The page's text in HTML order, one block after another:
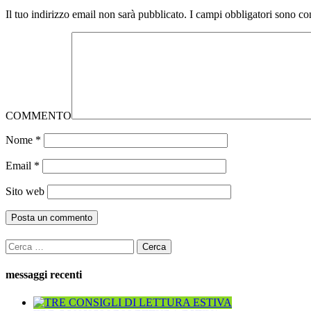
Il tuo indirizzo email non sarà pubblicato. I campi obbligatori sono
COMMENTO
Nome *
Email *
Sito web
Ricerca
per:
messaggi recenti